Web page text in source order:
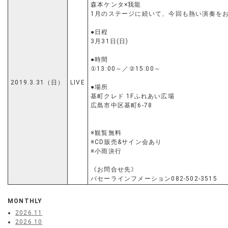
2019.3.31（日） LIVE
森本ケンタ×我龍
1月のステージに続いて、今回も熱い演奏を
●日程
3月31日(日)
●時間
①13:00～／②15:00～
●場所
基町クレド 1Fふれあい広場
広島市中区基町6-78
※観覧無料
※CD販売&サイン会あり
※小雨決行
《お問合せ先》
パセーラインフメーション082-502-3515
MONTHLY
2026.11
2026.10